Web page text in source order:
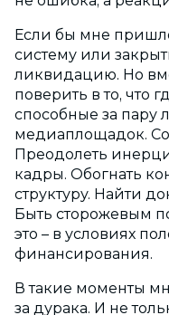
Если бы мне
систему или
ликвидацию. Но
поверить в то, что
способные за пару
медиаплощадок.
Преодолеть
кадры. Обогнать
структуру. Найти
Быть сторожевым
это – в условиях
финансирования.
В такие моменты
за дурака. И не